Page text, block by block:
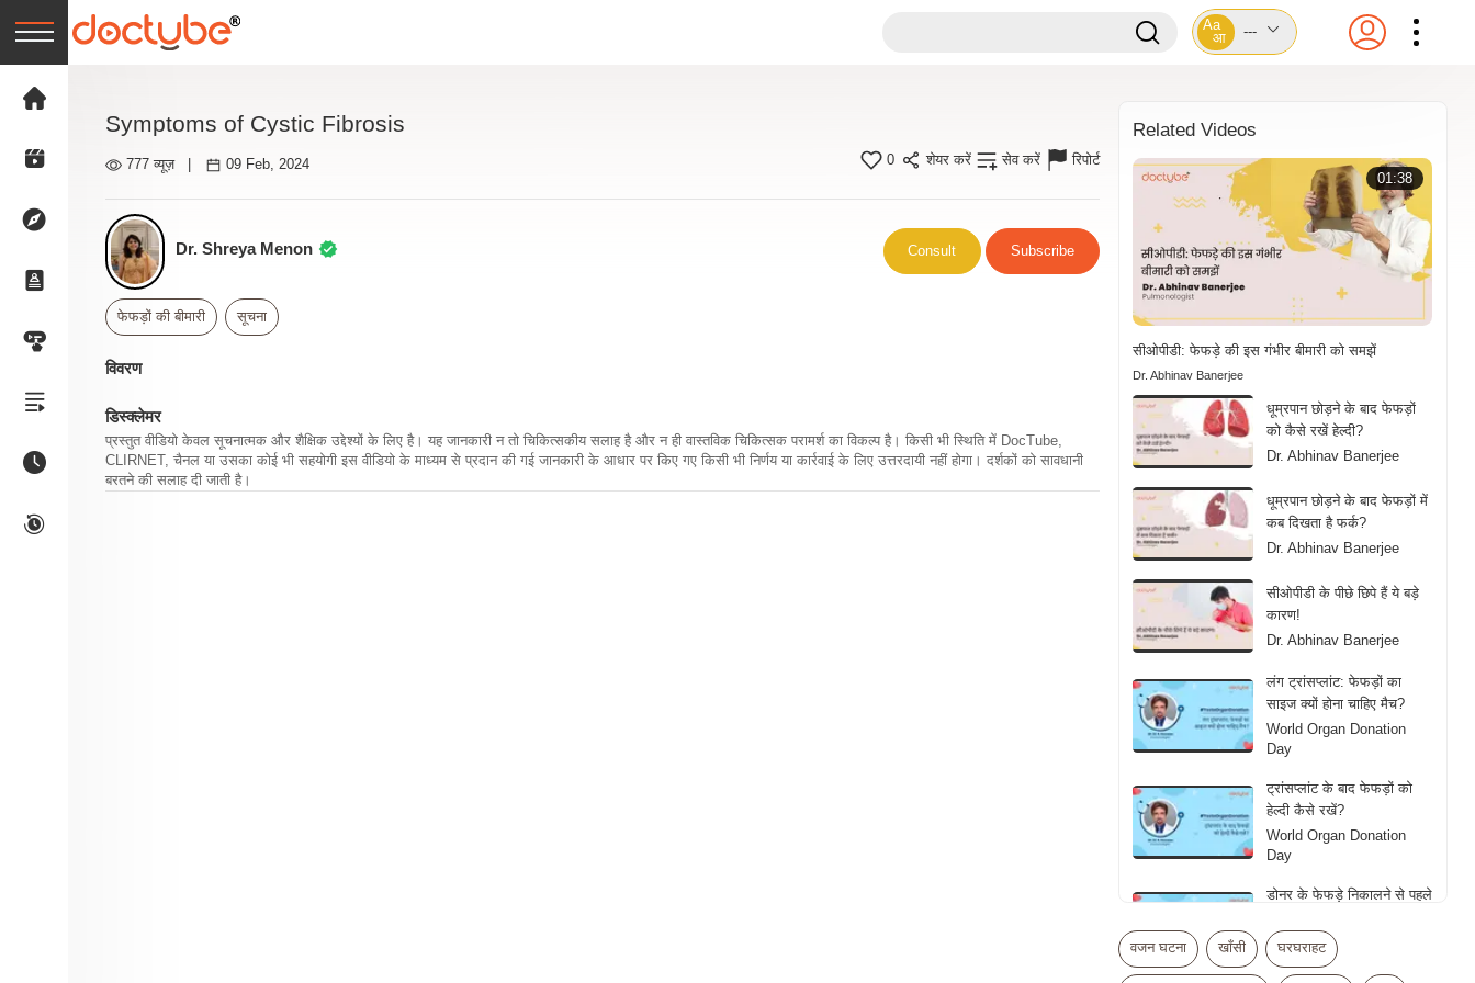
Aa
आ
---
Symptoms of Cystic Fibrosis
777 व्यूज़ 09 Feb, 2024 0 शेयर करें सेव करें रिपोर्ट
Dr. Shreya Menon Consult Subscribe
फेफड़ों की बीमारी सूचना
विवरण
डिस्क्लेमर
प्रस्तुत वीडियो केवल सूचनात्मक और शैक्षिक उद्देश्यों के लिए है। यह जानकारी न तो चिकित्सकीय सलाह है और न ही वास्तविक चिकित्सक परामर्श का विकल्प है। किसी भी स्थिति में DocTube,
CLIRNET, चैनल या उसका कोई भी सहयोगी इस वीडियो के माध्यम से प्रदान की गई जानकारी के आधार पर किए गए किसी भी निर्णय या कार्रवाई के लिए उत्तरदायी नहीं होगा। दर्शकों को सावधानी
बरतने की सलाह दी जाती है।
Related Videos
01:38
सीओपीडी: फेफड़े की इस गंभीर बीमारी को समझें
Dr. Abhinav Banerjee
धूम्रपान छोड़ने के बाद फेफड़ों
को कैसे रखें हेल्दी?
Dr. Abhinav Banerjee
धूम्रपान छोड़ने के बाद फेफड़ों में
कब दिखता है फर्क?
Dr. Abhinav Banerjee
सीओपीडी के पीछे छिपे हैं ये बड़े
कारण!
Dr. Abhinav Banerjee
लंग ट्रांसप्लांट: फेफड़ों का
साइज क्यों होना चाहिए मैच?
World Organ Donation
Day
ट्रांसप्लांट के बाद फेफड़ों को
हेल्दी कैसे रखें?
World Organ Donation
Day
डोनर के फेफड़े निकालने से पहले
World Organ Donation
Day
वजन घटना खाँसी घरघराहट